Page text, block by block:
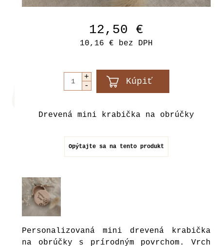
12,50 €
10,16 € bez DPH
Drevená mini krabička na obrúčky
Opýtajte sa na tento produkt
Personalizovaná mini drevená krabička
na obrúčky s prírodným povrchom. Vrch